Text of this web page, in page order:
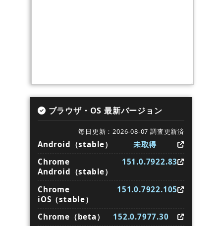
ブラウザ・OS 最新バージョン
毎日更新：2026-08-07 調査更新済
Android（stable）
未取得
Chrome
Android（stable）
151.0.7922.83
Chrome
iOS（stable）
151.0.7922.105
Chrome（beta）
152.0.7977.30